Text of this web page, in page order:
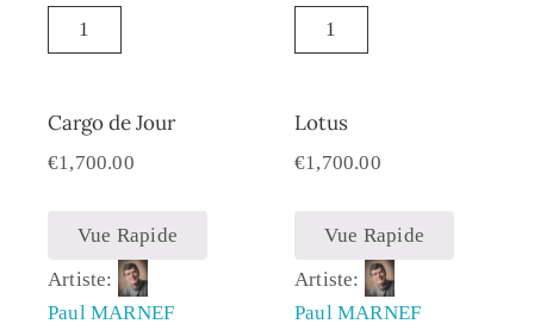
Cargo de Jour
€1,700.00
Vue Rapide
Artiste:
Paul MARNEF
Lotus
€1,700.00
Vue Rapide
Artiste:
Paul MARNEF